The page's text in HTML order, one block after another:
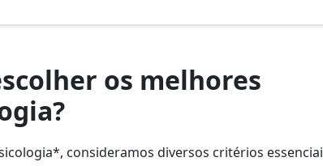
os melhores
consideramos diversos critérios